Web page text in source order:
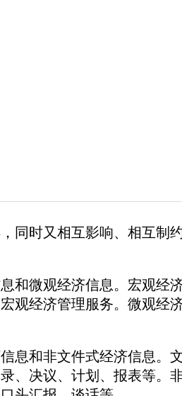
同时又相互影响、相互制
微观经济信息。宏观经
观经济管理服务。微观经
和非文件式经济信息。
、决议、计划、报表等。